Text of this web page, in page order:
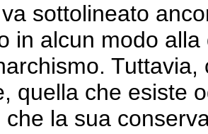
sottolineato
in alcun modo
quella che esiste
che la sua